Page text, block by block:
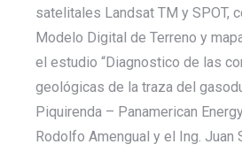
satelitales Landsat TM y SPOT,
Modelo Digital de Terreno y
el estudio “Diagnostico de las
geológicas de la traza del
Piquirenda – Panamerican
Rodolfo Amengual y el Ing. Juan